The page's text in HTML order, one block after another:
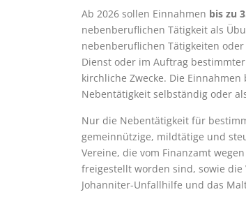
Ab 2026 sollen Einnahmen bis zu
nebenberuflichen Tätigkeit als
nebenberuflichen Tätigkeiten
Dienst oder im Auftrag
kirchliche Zwecke. Die
Nebentätigkeit selbständig oder
Nur die Nebentätigkeit für
gemeinnützige, mildtätige und
Vereine, die vom Finanzamt
freigestellt worden sind, sowie die
Johanniter-Unfallhilfe und das